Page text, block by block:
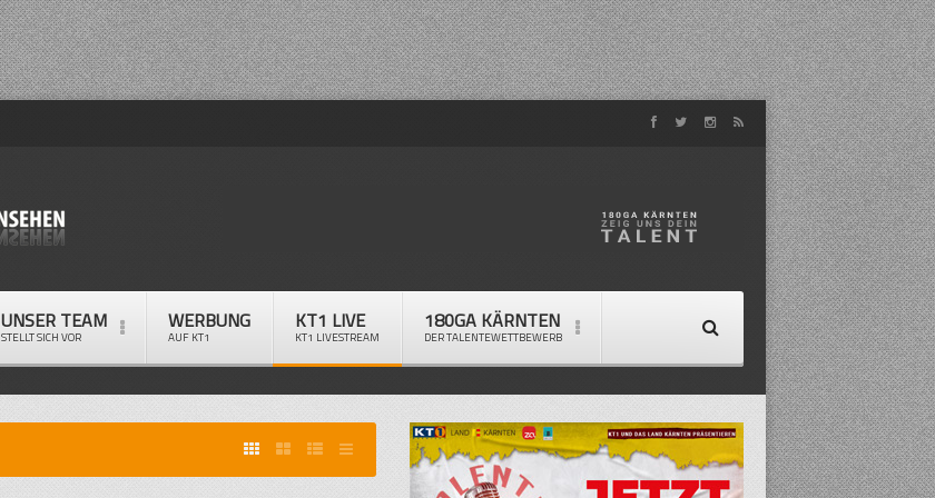
UNSER TEAM
STELLT SICH VOR
WERBUNG
AUF KT1
KT1 LIVE
KT1 LIVESTREAM
180GA KÄRNTEN
DER TALENTEWETTBEWERB